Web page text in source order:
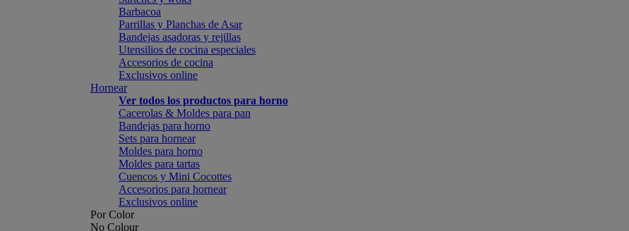
Barbacoa
Parrillas y Planchas de Asar
Bandejas asadoras y rejillas
Utensilios de cocina especiales
Accesorios de cocina
Exclusivos online
Hornear
Ver todos los productos para horno
Cacerolas & Moldes para pan
Bandejas para horno
Sets para hornear
Moldes para horno
Moldes para tartas
Cuencos y Mini Cocottes
Accesorios para hornear
Exclusivos online
Por Color
No Colour